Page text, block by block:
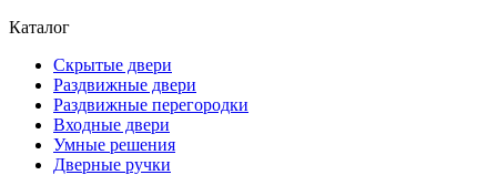
Каталог
Скрытые двери
Раздвижные двери
Раздвижные перегородки
Входные двери
Умные решения
Дверные ручки